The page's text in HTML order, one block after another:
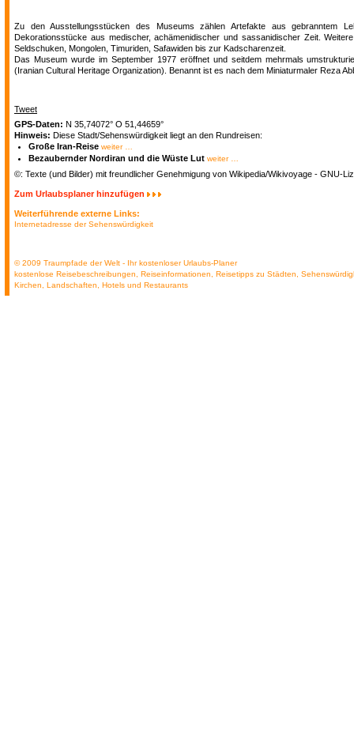
Zu den Ausstellungsstücken des Museums zählen Artefakte aus gebranntem
Dekorationsstücke aus medischer, achämenidischer und sassanidischer Zeit.
Seldschuken, Mongolen, Timuriden, Safawiden bis zur Kadscharenzeit.
Das Museum wurde im September 1977 eröffnet und seitdem mehrmals
(Iranian Cultural Heritage Organization). Benannt ist es nach dem Miniaturmaler Reza
Tweet
GPS-Daten: N 35,74072° O 51,44659°
Hinweis: Diese Stadt/Sehenswürdigkeit liegt an den Rundreisen:
Große Iran-Reiseweiter …
Bezaubernder Nordiran und die Wüste Lutweiter …
©: Texte (und Bilder) mit freundlicher Genehmigung von Wikipedia/Wikivoyage - GNU-
Zum Urlaubsplaner hinzufügen
Weiterführende externe Links:
Internetadresse der Sehenswürdigkeit
© 2009 Traumpfade der Welt - Ihr kostenloser Urlaubs-Planer
kostenlose Reisebeschreibungen, Reiseinformationen, Reisetipps zu Städten,
Kirchen, Landschaften, Hotels und Restaurants